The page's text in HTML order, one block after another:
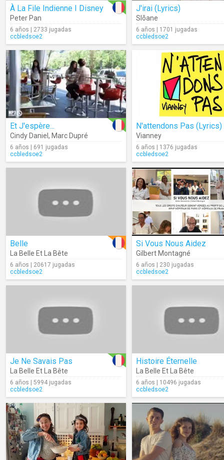
À La File Indienne I Disney
Peter Pan
6 años | 2733 jugadas
ccbledsoe2
J'irai (Lyrics)
Slõane
6 años | 1701 jugadas
ccbledsoe2
Et J'espère...
Cindy Daniel , Marc Dupré
6 años | 691 jugadas
ccbledsoe2
N'attendons Pas (Lyrics)
Vianney
6 años | 1376 jugadas
ccbledsoe2
Belle
La Belle Et La Bête
6 años | 20617 jugadas
ccbledsoe2
Si Vous Nous Aidez
Gilbert Montagné
6 años | 230 jugadas
ccbledsoe2
Je Ne Savais Pas
La Belle Et La Bête
6 años | 5994 jugadas
ccbledsoe2
Histoire Éternelle
La Belle Et La Bête
6 años | 10496 jugadas
ccbledsoe2